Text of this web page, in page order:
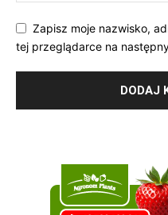
Zapisz moje nazwisko,
tej przeglądarce na